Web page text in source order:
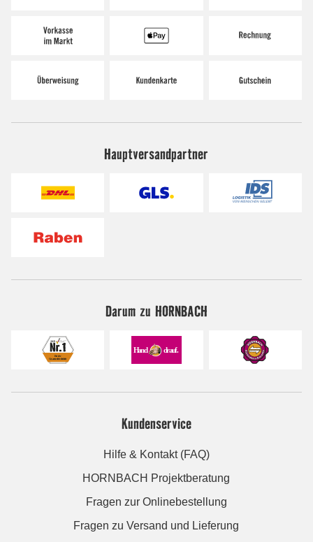
Hauptversandpartner
Darum zu HORNBACH
Kundenservice
Hilfe & Kontakt (FAQ)
HORNBACH Projektberatung
Fragen zur Onlinebestellung
Fragen zu Versand und Lieferung